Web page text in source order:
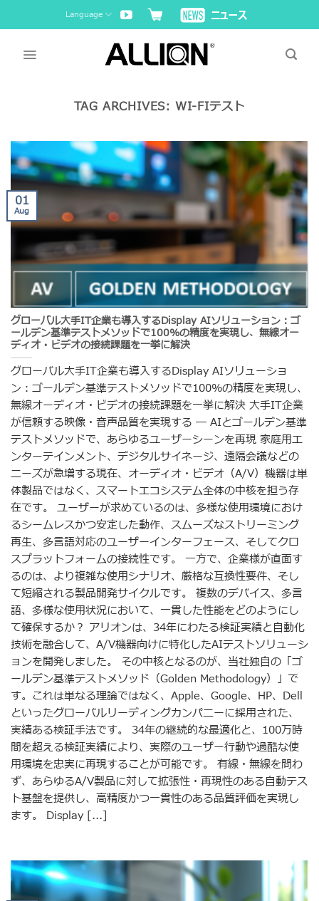
to
Language
TAG ARCHIVES: WI-FIテスト
グローバル大手IT企業も導入するDisplay AIソリューション：ゴ
ールデン基準テストメソッドで100%の精度を実現し、無線オー
ディオ・ビデオの接続課題を一挙に解決
グローバル大手IT企業も導入するDisplay AIソリューショ
ン：ゴールデン基準テストメソッドで100%の精度を実現し、
無線オーディオ・ビデオの接続課題を一挙に解決 大手IT企業
が信頼する映像・音声品質を実現する ― AIとゴールデン基準
テストメソッドで、あらゆるユーザーシーンを再現 家庭用エ
ンターテインメント、デジタルサイネージ、遠隔会議などの
ニーズが急増する現在、オーディオ・ビデオ（A/V）機器は単
体製品ではなく、スマートエコシステム全体の中核を担う存
在です。 ユーザーが求めているのは、多様な使用環境におけ
るシームレスかつ安定した動作、スムーズなストリーミング
再生、多言語対応のユーザーインターフェース、そしてクロ
スプラットフォームの接続性です。 一方で、企業様が直面す
るのは、より複雑な使用シナリオ、厳格な互換性要件、そし
て短縮される製品開発サイクルです。 複数のデバイス、多言
語、多様な使用状況において、一貫した性能をどのようにし
て確保するか？ アリオンは、34年にわたる検証実績と自動化
技術を融合して、A/V機器向けに特化したAIテストソリューシ
ョンを開発しました。 その中核となるのが、当社独自の「ゴ
ールデン基準テストメソッド（Golden Methodology）」で
す。これは単なる理論ではなく、Apple、Google、HP、Dell
といったグローバルリーディングカンパニーに採用された、
実績ある検証手法です。 34年の継続的な最適化と、100万時
間を超える検証実績により、実際のユーザー行動や過酷な使
用環境を忠実に再現することが可能です。 有線・無線を問わ
ず、あらゆるA/V製品に対して拡張性・再現性のある自動テス
ト基盤を提供し、高精度かつ一貫性のある品質評価を実現し
ます。 Display [...]
01
Aug